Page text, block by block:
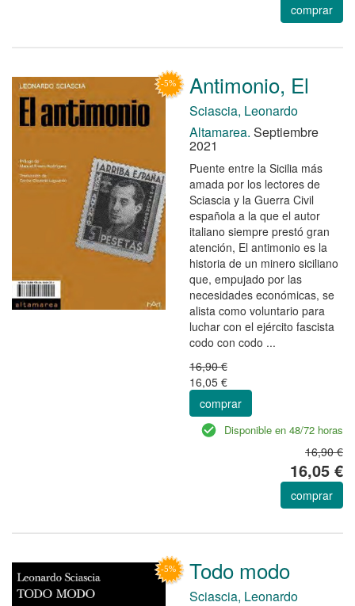
comprar
Antimonio, El
Sciascia, Leonardo
Altamarea. Septiembre
2021
Puente entre la Sicilia más
amada por los lectores de
Sciascia y la Guerra Civil
española a la que el autor
italiano siempre prestó gran
atención, El antimonio es la
historia de un minero siciliano
que, empujado por las
necesidades económicas, se
alista como voluntario para
luchar con el ejército fascista
codo con codo ...
16,90 €
16,05 €
comprar
Disponible en 48/72 horas
16,90 €
16,05 €
comprar
Todo modo
Sciascia, Leonardo